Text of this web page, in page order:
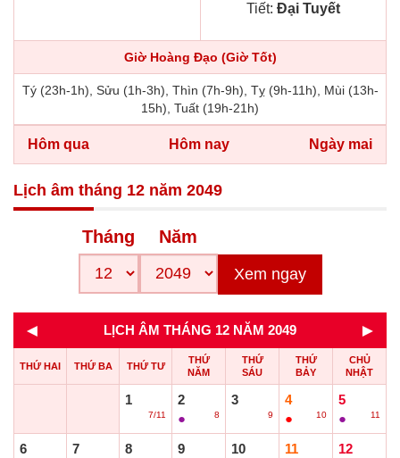
Tiết: Đại Tuyết
Giờ Hoàng Đạo (Giờ Tốt)
Tý (23h-1h), Sửu (1h-3h), Thìn (7h-9h), Tỵ (9h-11h), Mùi (13h-
15h), Tuất (19h-21h)
Hôm qua Hôm nay Ngày mai
Lịch âm tháng 12 năm 2049
Tháng Năm
Xem ngay
◄ LỊCH ÂM THÁNG 12 NĂM 2049 ►
THỨ HAI THỨ BA THỨ TƯ
THỨ
NĂM
THỨ
SÁU
THỨ
BẢY
CHỦ
NHẬT
1
7/11
2
●
8
3
9
4
●
10
5
●
11
6
7
8
9
10
11
12